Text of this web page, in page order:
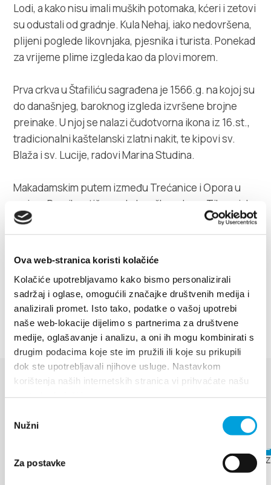
Ova web-stranica koristi kolačiće
Kolačiće upotrebljavamo kako bismo personalizirali
sadržaj i oglase, omogućili značajke društvenih medija i
analizirali promet. Isto tako, podatke o vašoj upotrebi
naše web-lokacije dijelimo s partnerima za društvene
medije, oglašavanje i analizu, a oni ih mogu kombinirati s
drugim podacima koje ste im pružili ili koje su prikupili
dok ste upotrebljavali njihove usluge. Nastavkom
korištenja naših internetskih stranica vi prihvaćate našu
pristanka
Nužni
Za postavke
Lodi, a kako nisu imali muških potomaka, kćeri i zetovi
su odustali od gradnje. Kula Nehaj, iako nedovršena,
plijeni poglede likovnjaka, pjesnika i turista. Ponekad
za vrijeme plime izgleda kao da plovi morem.
Prva crkva u Štafiliću sagrađena je 1566.g. na kojoj su
do današnjeg, baroknog izgleda izvršene brojne
preinake. U njoj se nalazi čudotvorna ikona iz 16.st.,
tradicionalni kaštelanski zlatni nakit, te kipovi sv.
Blaža i sv. Lucije, radovi Marina Studina.
Makadamskim putem između Trećanice i Opora u
smjeru Prosike stiže se do lovačkog doma Tikvenjak,
smještenog u lovištu o kojem se brine Lovačko
društvo Donja Kaštela.
privatni smještaj garancija su ugodnog boravka
svakom turistu koji se nađe u Kaštel Štafiliću.
DOGAĐANJA
Otkrijte više
2026.
17.